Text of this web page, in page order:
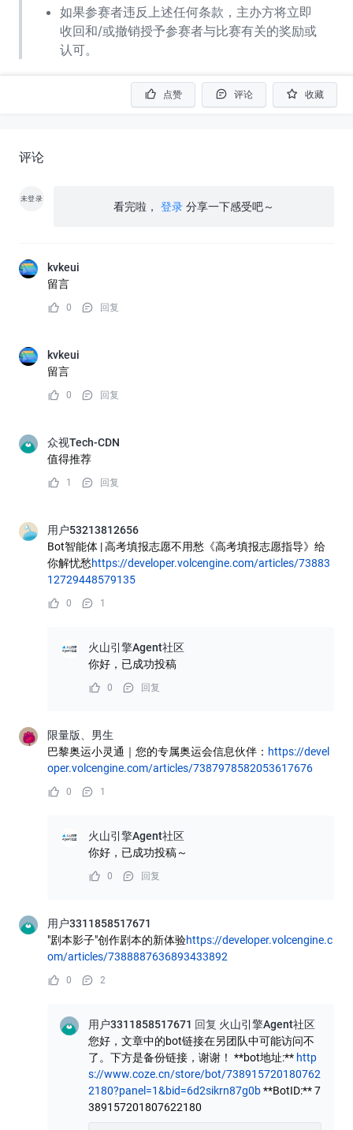
如果参赛者违反上述任何条款，主办方将立即
收回和/或撤销授予参赛者与比赛有关的奖励或
认可。
点赞 评论 收藏
评论
未登录
看完啦， 登录 分享一下感受吧～
kvkeui
留言
0 回复
kvkeui
留言
0 回复
众视Tech-CDN
值得推荐
1 回复
用户53213812656
Bot智能体 | 高考填报志愿不用愁《高考填报志愿指导》给
你解忧愁https://developer.volcengine.com/articles/73883
12729448579135
0 1
火山引擎Agent社区
你好，已成功投稿
0 回复
限量版、男生
巴黎奥运小灵通｜您的专属奥运会信息伙伴： https://devel
oper.volcengine.com/articles/7387978582053617676
0 1
火山引擎Agent社区
你好，已成功投稿～
0 回复
用户3311858517671
"剧本影子"创作剧本的新体验https://developer.volcengine.c
om/articles/7388887636893433892
0 2
用户3311858517671 回复 火山引擎Agent社区
您好，文章中的bot链接在另团队中可能访问不
了。下方是备份链接，谢谢！ **bot地址:** http
s://www.coze.cn/store/bot/738915720180762
2180?panel=1&bid=6d2sikrn87g0b**BotID:** 7
389157201807622180